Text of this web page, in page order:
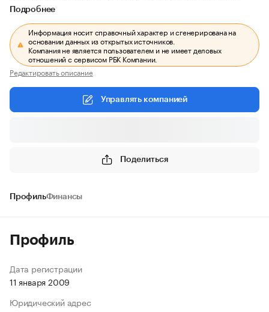
Подробнее
Информация носит справочный характер и сгенерирована на
основании данных из открытых источников.
Компания не является пользователем и не имеет деловых
отношений с сервисом РБК Компании.
Редактировать описание
Управлять компанией
Поделиться
ПрофильФинансы
Профиль
Дата регистрации
11 января 2009
Юридический адрес